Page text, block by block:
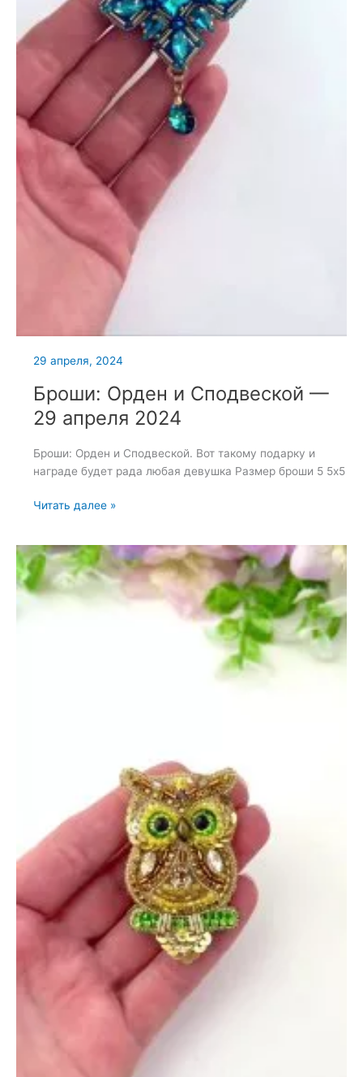
29 апреля, 2024
Броши: Орден и Сподвеской —
29 апреля 2024
Броши: Орден и Сподвеской. Вот такому подарку и
награде будет рада любая девушка Размер броши 5 5х5
Броши:
Сподвеской
—
29
Читать далее »